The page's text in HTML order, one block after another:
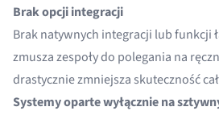
Brak opcji integracji
Brak natywnych integracji lub funkcji
zmusza zespoły do polegania na
drastycznie zmniejsza skuteczność
Systemy oparte wyłącznie na